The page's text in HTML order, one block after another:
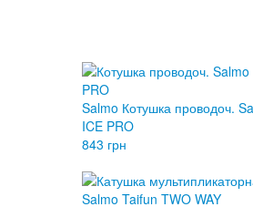
Salmo Котушка проводоч.
ICE PRO
843 грн